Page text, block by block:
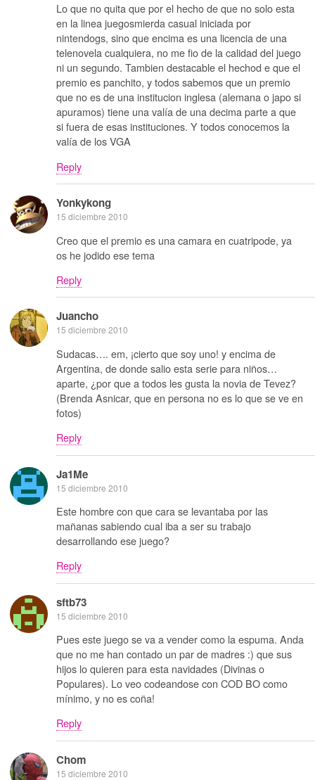
Lo que no quita que por el hecho de que no solo esta
en la linea juegosmierda casual iniciada por
nintendogs, sino que encima es una licencia de una
telenovela cualquiera, no me fio de la calidad del juego
ni un segundo. Tambien destacable el hechod e que el
premio es panchito, y todos sabemos que un premio
que no es de una institucion inglesa (alemana o japo si
apuramos) tiene una valía de una decima parte a que
si fuera de esas instituciones. Y todos conocemos la
valía de los VGA
Reply
Yonkykong
15 diciembre 2010
Creo que el premio es una camara en cuatripode, ya
os he jodido ese tema
Reply
Juancho
15 diciembre 2010
Sudacas…. em, ¡cierto que soy uno! y encima de
Argentina, de donde salio esta serie para niños…
aparte, ¿por que a todos les gusta la novia de Tevez?
(Brenda Asnicar, que en persona no es lo que se ve en
fotos)
Reply
Ja1Me
15 diciembre 2010
Este hombre con que cara se levantaba por las
mañanas sabiendo cual iba a ser su trabajo
desarrollando ese juego?
Reply
sftb73
15 diciembre 2010
Pues este juego se va a vender como la espuma. Anda
que no me han contado un par de madres :) que sus
hijos lo quieren para esta navidades (Divinas o
Populares). Lo veo codeandose con COD BO como
mínimo, y no es coña!
Reply
Chom
15 diciembre 2010